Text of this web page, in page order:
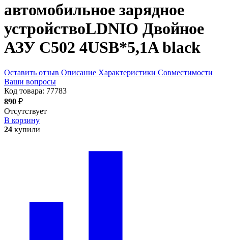
автомобильное зарядное
устройствоLDNIO Двойное
АЗУ C502 4USB*5,1Ablack
Оставить отзыв Описание Характеристики Совместимости
Ваши вопросы
Код товара: 77783
890 ₽
Отсутствует
В корзину
24 купили